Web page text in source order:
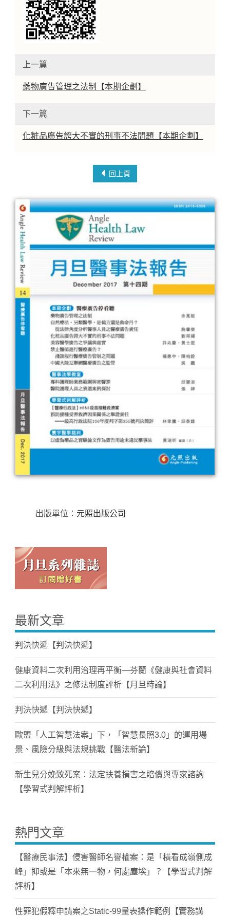
上一篇
藥物廣告管理之法制【本期企劃】
下一篇
化粧品廣告誇大不實的刑事不法問題【本期企劃】
回上頁
出版單位： 元照出版公司
最新文章
判決快遞【判決快遞】
健康資料二次利用治理再平衡—芬蘭《健康與社會資料
二次利用法》之修法制度評析【月旦時論】
判決快遞【判決快遞】
歐盟「人工智慧法案」下，「智慧長照3.0」的運用場
景、風險分級與法規挑戰【醫法新論】
新生兒分娩致死案：法定扶養損害之賠償與專家諮詢
【學習式判解評析】
熱門文章
【醫療民事法】侵害醫師名譽權案：是「橫看成嶺側成
峰」抑或是「本來無一物，何處塵埃」？【學習式判解
評析】
性罪犯假釋申請案之Static-99量表操作範例【實務講